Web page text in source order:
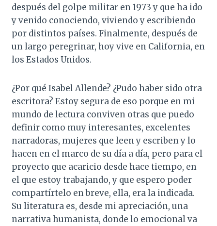
después del golpe militar en 1973 y que ha ido
y venido conociendo, viviendo y escribiendo
por distintos países. Finalmente, después de
un largo peregrinar, hoy vive en California, en
los Estados Unidos.
¿Por qué Isabel Allende? ¿Pudo haber sido otra
escritora? Estoy segura de eso porque en mi
mundo de lectura conviven otras que puedo
definir como muy interesantes, excelentes
narradoras, mujeres que leen y escriben y lo
hacen en el marco de su día a día, pero para el
proyecto que acaricio desde hace tiempo, en
el que estoy trabajando, y que espero poder
compartírtelo en breve, ella, era la indicada.
Su literatura es, desde mi apreciación, una
narrativa humanista, donde lo emocional va